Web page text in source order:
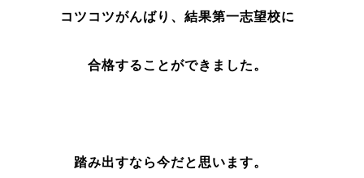
コツコツがんばり、結果第一志望校に
合格することができました。
踏み出すなら今だと思います。